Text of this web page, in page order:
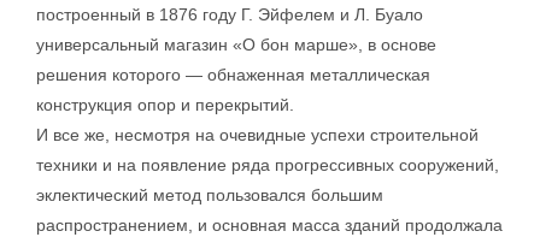
построенный в 1876 году Г. Эйфелем и Л. Буало
универсальный магазин «О бон марше», в основе
решения которого — обнаженная металлическая
конструкция опор и перекрытий.
И все же, несмотря на очевидные успехи строительной
техники и на появление ряда прогрессивных сооружений,
эклектический метод пользовался большим
распространением, и основная масса зданий продолжала